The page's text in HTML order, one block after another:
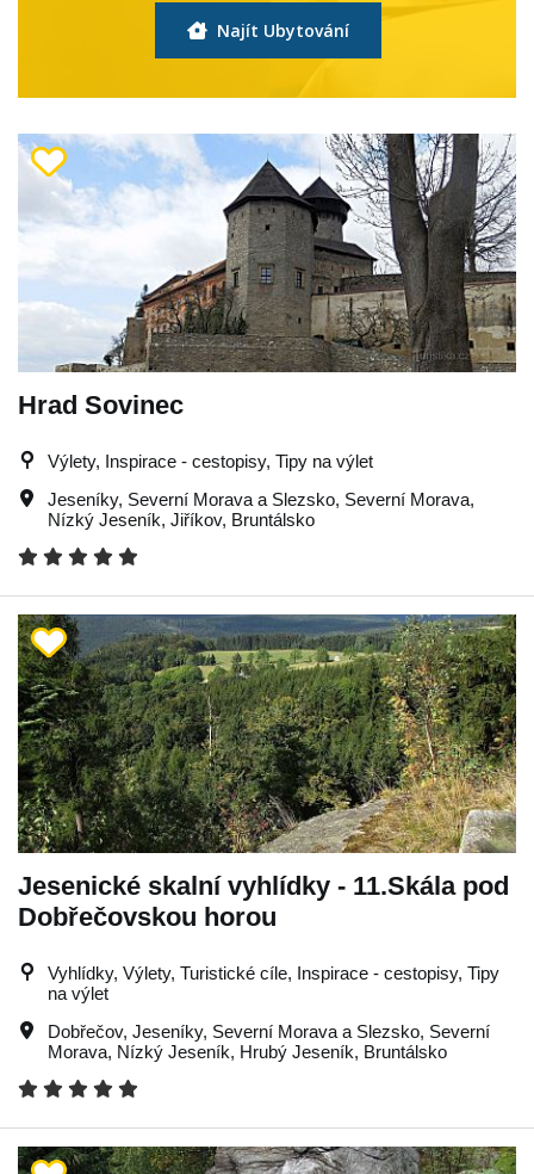
Najít Ubytování
Hrad Sovinec
Výlety, Inspirace - cestopisy, Tipy na výlet
Jeseníky, Severní Morava a Slezsko, Severní Morava,
Nízký Jeseník, Jiříkov, Bruntálsko
Jesenické skalní vyhlídky - 11.Skála pod
Dobřečovskou horou
Vyhlídky, Výlety, Turistické cíle, Inspirace - cestopisy, Tipy
na výlet
Dobřečov, Jeseníky, Severní Morava a Slezsko, Severní
Morava, Nízký Jeseník, Hrubý Jeseník, Bruntálsko